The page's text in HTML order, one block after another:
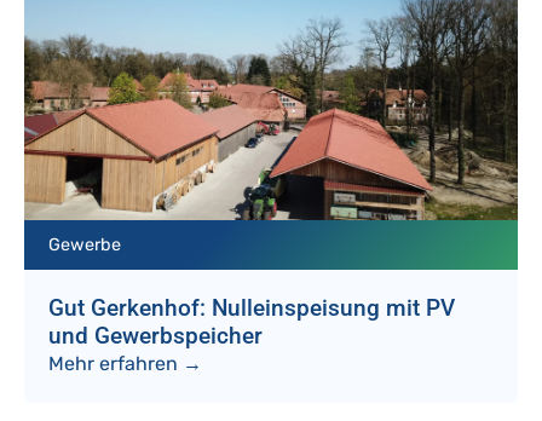
Gewerbe
Gut Gerkenhof: Nulleinspeisung mit PV
und Gewerbspeicher
Mehr erfahren →